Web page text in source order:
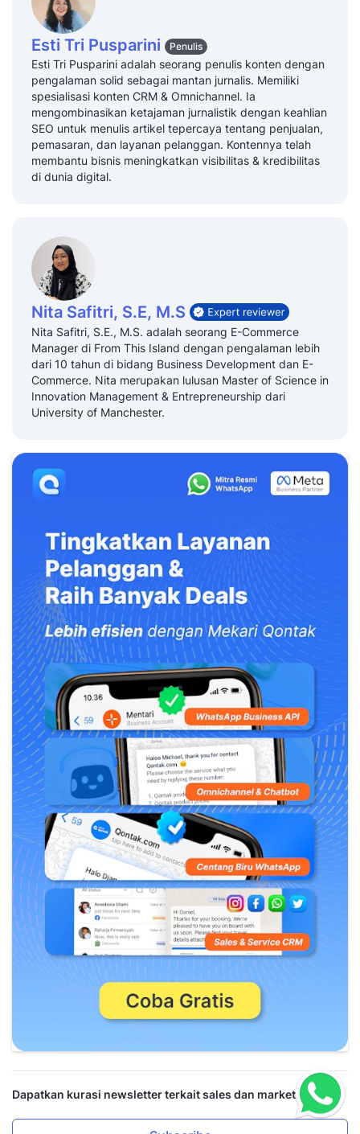
Esti Tri Pusparini Penulis
Esti Tri Pusparini adalah seorang penulis konten dengan
pengalaman solid sebagai mantan jurnalis. Memiliki
spesialisasi konten CRM & Omnichannel. Ia
mengombinasikan ketajaman jurnalistik dengan keahlian
SEO untuk menulis artikel tepercaya tentang penjualan,
pemasaran, dan layanan pelanggan. Kontennya telah
membantu bisnis meningkatkan visibilitas & kredibilitas
di dunia digital.
Nita Safitri, S.E, M.S
Nita Safitri, S.E., M.S. adalah seorang E-Commerce
Manager di From This Island dengan pengalaman lebih
dari 10 tahun di bidang Business Development dan E-
Commerce. Nita merupakan lulusan Master of Science in
Innovation Management & Entrepreneurship dari
University of Manchester.
Dapatkan kurasi newsletter terkait sales dan marketing